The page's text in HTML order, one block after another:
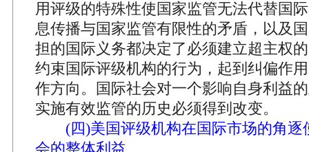
用评级的特殊性使国家监管无法代替国
息传播与国家监管有限性的矛盾，以及
担的国际义务都决定了必须建立超主权
约束国际评级机构的行为，起到纠偏作
作方向。国际社会对一个影响自身利益
实施有效监管的历史必须得到改变。
(四)美国评级机构在国际市场的角逐
会的整体利益